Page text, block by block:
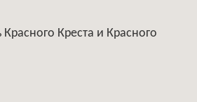
Креста и Красного